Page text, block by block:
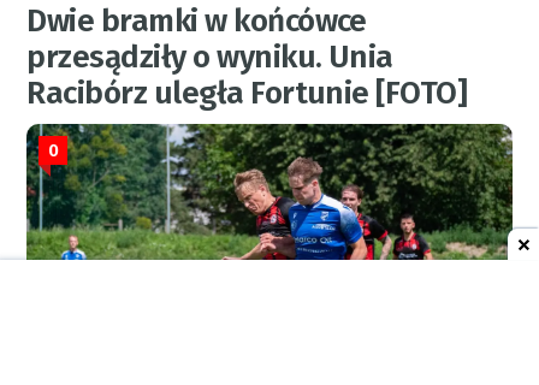
Dwie bramki w końcówce
przesądziły o wyniku. Unia
Racibórz uległa Fortunie [FOTO]
0